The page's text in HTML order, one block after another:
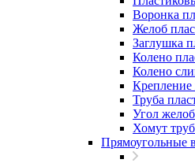
Воронка
Желоб
Заглушка
Колено
Колено
Крепление
Труба
Угол
Хомут
Прямоугольные